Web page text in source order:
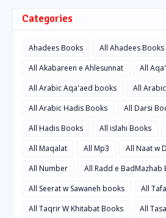
Categories
Ahadees Books
All Ahadees Books
All Akabareen e Ahlesunnat
All
All Arabic Aqa'aed books
All
All Arabic Hadis Books
All Darsi
All Hadis Books
All islahi Books
All Maqalat
All Mp3
All Naat w
All Number
All Radd e BadMazhab
All Seerat w Sawaneh books
All
All Taqrir W Khitabat Books
All